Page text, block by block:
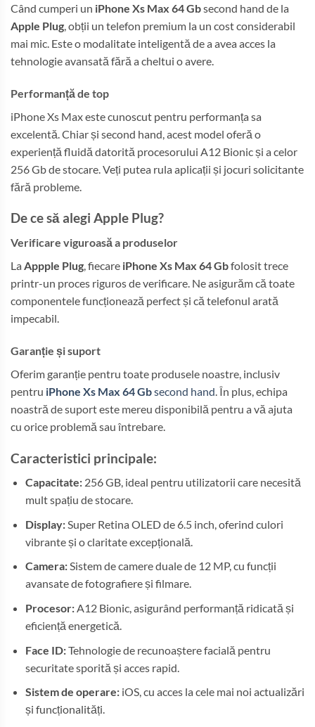
Când cumperi un iPhone Xs Max 64 Gbsecond hand de la
Apple Plug , obții un telefon premium la un cost considerabil
mai mic. Este o modalitate inteligentă de a avea acces la
tehnologie avansată fără a cheltui o avere.
Performanță de top
iPhone Xs Max este cunoscut pentru performanța sa
excelentă. Chiar și second hand, acest model oferă o
experiență fluidă datorită procesorului A12 Bionic și a celor
256 Gb de stocare. Veți putea rula aplicații și jocuri solicitante
fără probleme.
De ce să alegi Apple Plug?
Verificare viguroasă a produselor
La Appple Plug, fiecare iPhone Xs Max 64 Gbfolosit trece
printr-un proces riguros de verificare. Ne asigurăm că toate
componentele funcționează perfect și că telefonul arată
impecabil.
Garanție și suport
Oferim garanție pentru toate produsele noastre, inclusiv
pentru iPhone Xs Max 64 Gbsecond hand . În plus, echipa
noastră de suport este mereu disponibilă pentru a vă ajuta
cu orice problemă sau întrebare.
Caracteristici principale:
Capacitate:256 GB, ideal pentru utilizatorii care necesită
mult spațiu de stocare.
Display:Super Retina OLED de 6.5 inch, oferind culori
vibrante și o claritate excepțională.
Camera:Sistem de camere duale de 12 MP, cu funcții
avansate de fotografiere și filmare.
Procesor:A12 Bionic, asigurând performanță ridicată și
eficiență energetică.
Face ID:Tehnologie de recunoaștere facială pentru
securitate sporită și acces rapid.
Sistem de operare:iOS, cu acces la cele mai noi actualizări
și funcționalități.